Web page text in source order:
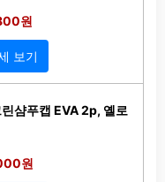
원
보기
샴푸캡 EVA 2p, 옐로
원